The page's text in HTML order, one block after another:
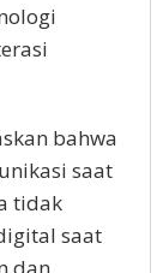
bahwa
saat
tidak
saat